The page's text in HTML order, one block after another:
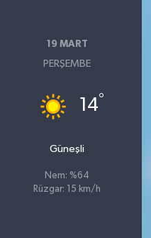
19 MART
PERŞEMBE
14°
Güneşli
Nem: %64
Rüzgar: 15 km/h